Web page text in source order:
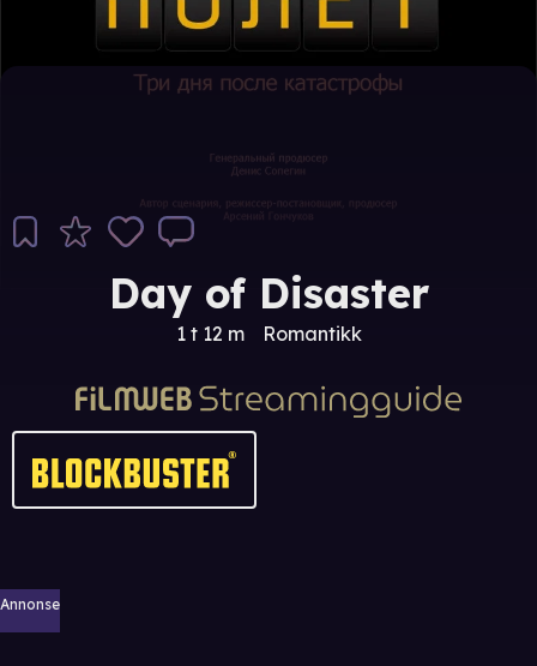
Day of Disaster
1 t 12 m Romantikk
Annonse